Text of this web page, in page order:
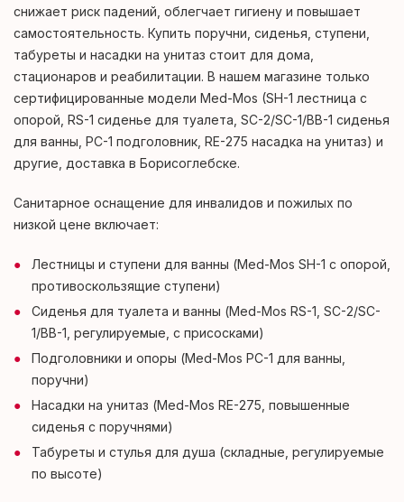
снижает риск падений, облегчает гигиену и повышает
самостоятельность. Купить поручни, сиденья, ступени,
табуреты и насадки на унитаз стоит для дома,
стационаров и реабилитации. В нашем магазине только
сертифицированные модели Med-Mos (SH-1 лестница с
опорой, RS-1 сиденье для туалета, SC-2/SC-1/BB-1 сиденья
для ванны, PC-1 подголовник, RЕ-275 насадка на унитаз) и
другие, доставка в Борисоглебске.
Санитарное оснащение для инвалидов и пожилых по
низкой цене включает:
Лестницы и ступени для ванны (Med-Mos SH-1 с опорой,
противоскользящие ступени)
Сиденья для туалета и ванны (Med-Mos RS-1, SC-2/SC-
1/BB-1, регулируемые, с присосками)
Подголовники и опоры (Med-Mos PC-1 для ванны,
поручни)
Насадки на унитаз (Med-Mos RЕ-275, повышенные
сиденья с поручнями)
Табуреты и стулья для душа (складные, регулируемые
по высоте)